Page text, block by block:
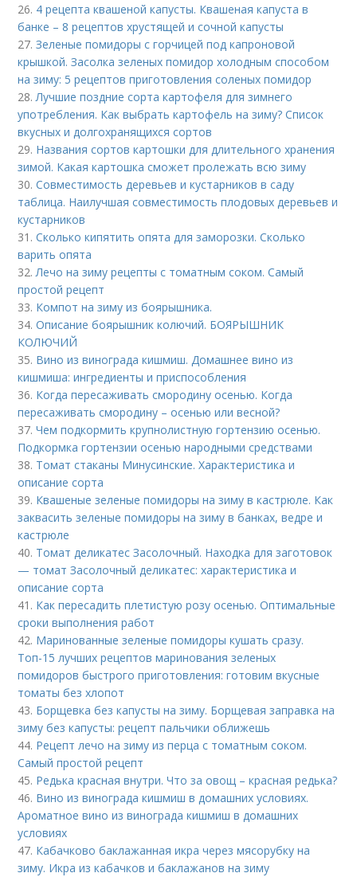
26. 4 рецепта квашеной капусты. Квашеная капуста в
банке – 8 рецептов хрустящей и сочной капусты
27.Зеленые помидоры с горчицей под капроновой
крышкой. Засолка зеленых помидор холодным способом
на зиму: 5 рецептов приготовления соленых помидор
28.Лучшие поздние сорта картофеля для зимнего
употребления. Как выбрать картофель на зиму? Список
вкусных и долгохранящихся сортов
29. Названия сортов картошки для длительного хранения
зимой. Какая картошка сможет пролежать всю зиму
30.Совместимость деревьев и кустарников в саду
таблица. Наилучшая совместимость плодовых деревьев и
кустарников
31.Сколько кипятить опята для заморозки. Сколько
варить опята
32.Лечо на зиму рецепты с томатным соком. Самый
простой рецепт
33. Компот на зиму из боярышника.
34.Описание боярышник колючий. БОЯРЫШНИК
КОЛЮЧИЙ
35. Вино из винограда кишмиш. Домашнее вино из
кишмиша: ингредиенты и приспособления
36. Когда пересаживать смородину осенью. Когда
пересаживать смородину – осенью или весной?
37.Чем подкормить крупнолистную гортензию осенью.
Подкормка гортензии осенью народными средствами
38. Томат стаканы Минусинские. Характеристика и
описание сорта
39. Квашеные зеленые помидоры на зиму в кастрюле. Как
заквасить зеленые помидоры на зиму в банках, ведре и
кастрюле
40. Томат деликатес Засолочный. Находка для заготовок
— томат Засолочный деликатес: характеристика и
описание сорта
41. Как пересадить плетистую розу осенью. Оптимальные
сроки выполнения работ
42. Маринованные зеленые помидоры кушать сразу.
Топ-15 лучших рецептов маринования зеленых
помидоров быстрого приготовления: готовим вкусные
томаты без хлопот
43. Борщевка без капусты на зиму. Борщевая заправка на
зиму без капусты: рецепт пальчики оближешь
44. Рецепт лечо на зиму из перца с томатным соком.
Самый простой рецепт
45. Редька красная внутри. Что за овощ – красная редька?
46. Вино из винограда кишмиш в домашних условиях.
Ароматное вино из винограда кишмиш в домашних
условиях
47. Кабачково баклажанная икра через мясорубку на
зиму. Икра из кабачков и баклажанов на зиму